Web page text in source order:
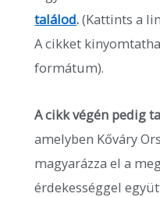
találod.(Kattints a
A cikket
formátum).
A cikk végén pedig
amelyben Kőváry
magyarázza el a
érdekességgel